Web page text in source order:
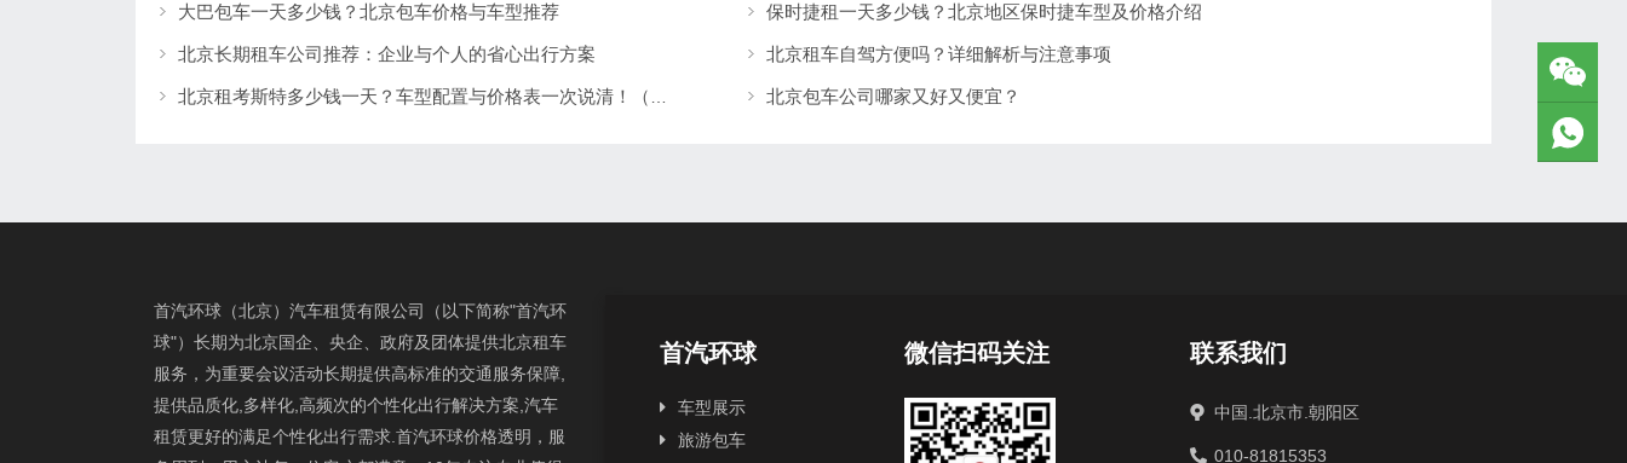
大巴包车一天多少钱？北京包车价格与车型推荐 保时捷租一天多少钱？北京地区保时捷车型及价格介绍
北京长期租车公司推荐：企业与个人的省心出行方案 北京租车自驾方便吗？详细解析与注意事项
北京租考斯特多少钱一天？车型配置与价格表一次说清！（【北京租车】租车公司） 北京包车公司哪家又好又便宜？
首汽环球（北京）汽车租赁有限公司（以下简称"首汽环
球"）长期为北京国企、央企、政府及团体提供北京租车
服务，为重要会议活动长期提供高标准的交通服务保障,
提供品质化,多样化,高频次的个性化出行解决方案,汽车
租赁更好的满足个性化出行需求.首汽环球价格透明，服
首汽环球
车型展示
旅游包车
微信扫码关注 联系我们
中国.北京市.朝阳区
010-81815353